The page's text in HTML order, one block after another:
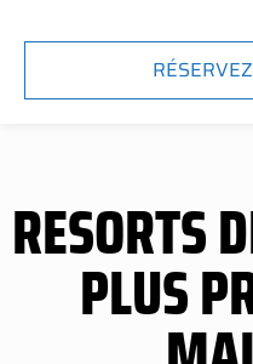
RESORTS
PLUS